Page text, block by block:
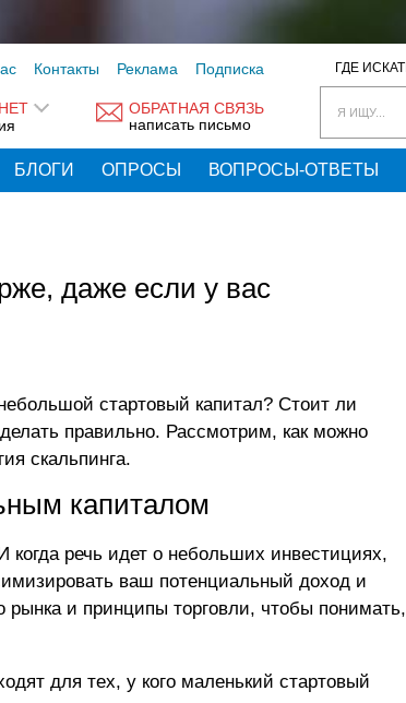
ГДЕ
Я ИЩУ...
Контакты Реклама Подписка
ОБРАТНАЯ СВЯЗЬ
написать письмо
БЛОГИ ОПРОСЫ ВОПРОСЫ-ОТВЕТЫ
даже если у вас
стартовый капитал? Стоит ли
правильно. Рассмотрим, как можно
скальпинга.
капиталом
когда речь идет о небольших инвестициях,
ваш потенциальный доход и
и принципы торговли, чтобы понимать,
для тех, у кого маленький стартовый